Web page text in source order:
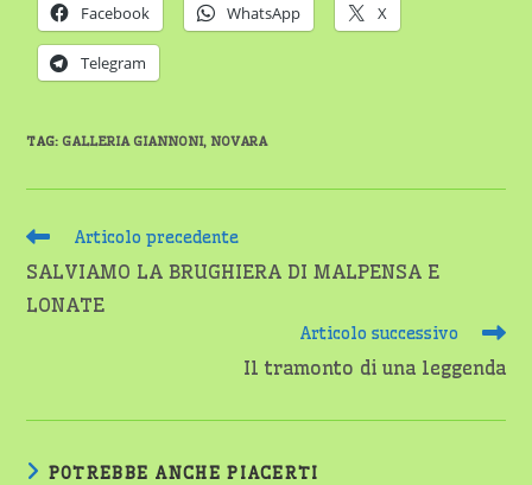
Facebook WhatsApp X
Telegram
TAG: GALLERIA GIANNONI, NOVARA
Leggi
articoli
Articolo precedente
SALVIAMO LA BRUGHIERA DI MALPENSA E
LONATE
Articolo successivo
Il tramonto di una leggenda
POTREBBE ANCHE PIACERTI